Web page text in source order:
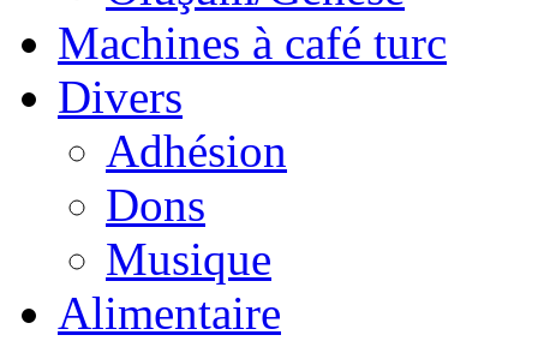
Machines à café turc
Divers
Adhésion
Dons
Musique
Alimentaire